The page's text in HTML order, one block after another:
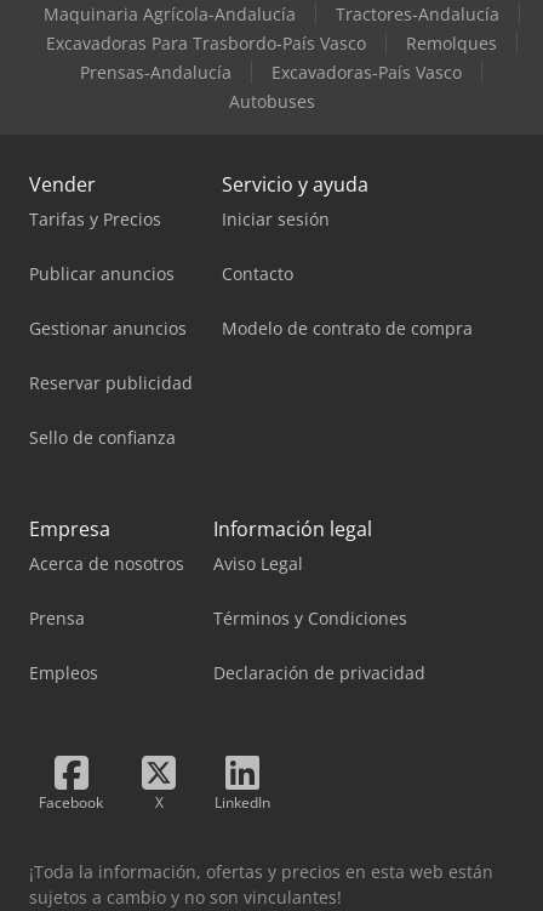
Maquinaria Agrícola-Andalucía
Tractores-Andalucía
Excavadoras Para Trasbordo-País Vasco
Remolques
Prensas-Andalucía
Excavadoras-País Vasco
Autobuses
Vender
Tarifas y Precios
Publicar anuncios
Gestionar anuncios
Reservar publicidad
Sello de confianza
Servicio y ayuda
Iniciar sesión
Contacto
Modelo de contrato de compra
Empresa
Acerca de nosotros
Prensa
Empleos
Información legal
Aviso Legal
Términos y Condiciones
Declaración de privacidad
Facebook X LinkedIn
¡Toda la información, ofertas y precios en esta web están
sujetos a cambio y no son vinculantes!